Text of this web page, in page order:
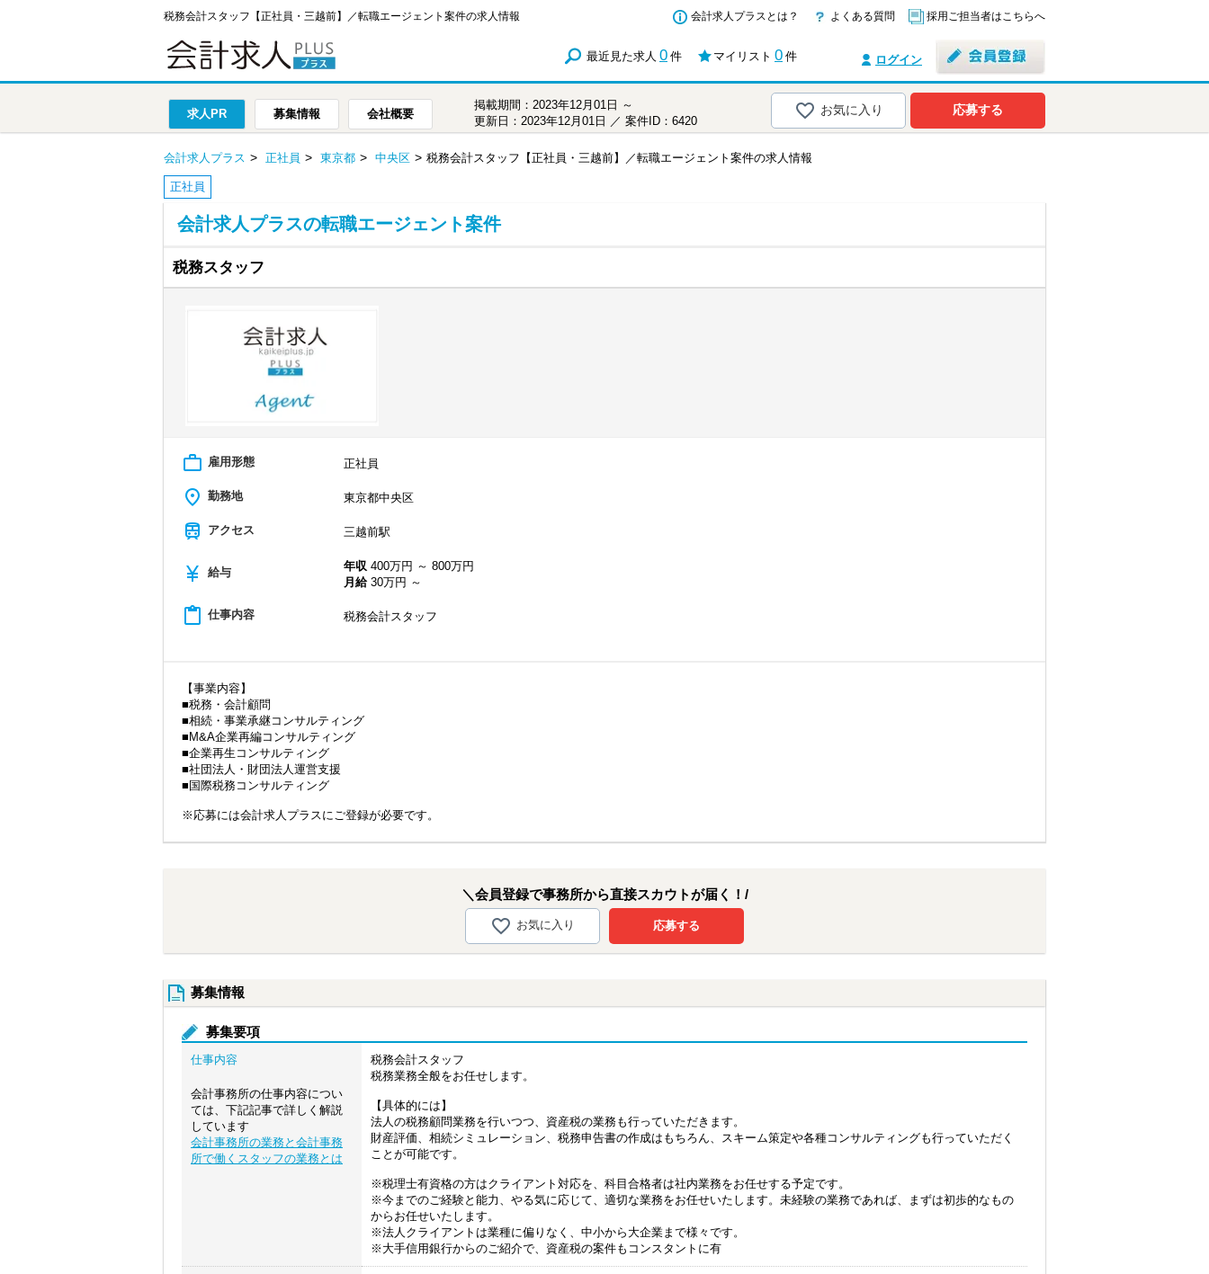
税務会計スタッフ【正社員・三越前】／転職エージェント案件の求人情報 会計求人プラスとは？ よくある質問 採用ご担当者はこちらへ
最近見た求人 0 件 マイリスト 0 件 ログイン
求人PR 募集情報 会社概要
掲載期間：2023年12月01日 ～
更新日：2023年12月01日 ／ 案件ID：6420
お気に入り 応募する
会計求人プラス 正社員 東京都 中央区 税務会計スタッフ【正社員・三越前】／転職エージェント案件の求人情報
正社員
会計求人プラスの転職エージェント案件
税務スタッフ
work_outline 雇用形態 正社員
place 勤務地 東京都中央区
train アクセス 三越前駅
currency_yen 給与 年収 400万円 ～ 800万円
月給30万円 ～
content_paste 仕事内容 税務会計スタッフ
【事業内容】
■税務・会計顧問
■相続・事業承継コンサルティング
■M&A企業再編コンサルティング
■企業再生コンサルティング
■社団法人・財団法人運営支援
■国際税務コンサルティング
※応募には会計求人プラスにご登録が必要です。
＼会員登録で事務所から直接スカウトが届く！/
お気に入り 応募する
募集情報
募集要項
仕事内容
会計事務所の仕事内容につい
ては、下記記事で詳しく解説
しています
会計事務所の業務と会計事務
所で働くスタッフの業務とは
税務会計スタッフ
税務業務全般をお任せします。
【具体的には】
法人の税務顧問業務を行いつつ、資産税の業務も行っていただきます。
財産評価、相続シミュレーション、税務申告書の作成はもちろん、スキーム策定や各種コンサルティングも行っていただく
ことが可能です。
※税理士有資格の方はクライアント対応を、科目合格者は社内業務をお任せする予定です。
※今までのご経験と能力、やる気に応じて、適切な業務をお任せいたします。未経験の業務であれば、まずは初歩的なもの
からお任せいたします。
※法人クライアントは業種に偏りなく、中小から大企業まで様々です。
※大手信用銀行からのご紹介で、資産税の案件もコンスタントに有